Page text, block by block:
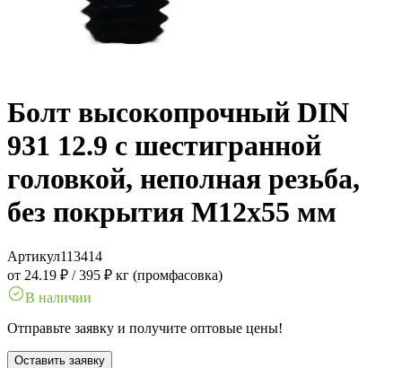
Болт высокопрочный DIN
931 12.9 с шестигранной
головкой, неполная резьба,
без покрытия M12x55 мм
Артикул113414
от 24.19 ₽ /395 ₽ кг (промфасовка)
В наличии
Отправьте заявку и получите оптовые цены!
Оставить заявку